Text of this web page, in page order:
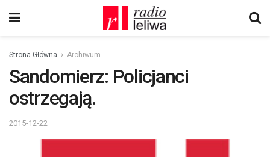
Strona Główna Archiwum
Sandomierz: Policjanci
ostrzegają.
2015-12-22